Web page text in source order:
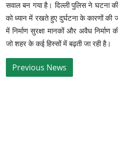
सवाल बन गया है। दिल्ली पुलिस ने
को ध्यान में रखते हुए दुर्घटना के कारणों की
में निर्माण सुरक्षा मानकों और अवैध
जो शहर के कई हिस्सों में बढ़ती जा रही है।